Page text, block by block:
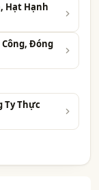
Hạt Hạnh
Công, Đóng
Ty Thực